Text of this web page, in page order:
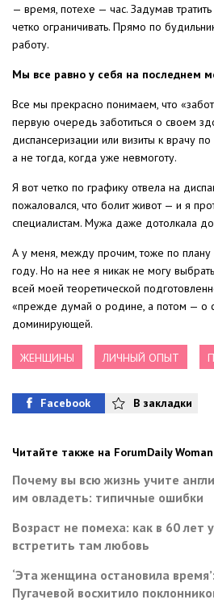
— время, потехе — час. Задумав
четко ограничивать. Прямо по
работу.
Мы все равно у себя на последнем
Все мы прекрасно понимаем, что
первую очередь заботиться о своем
диспансеризации или визиты к врачу
а не тогда, когда уже невмоготу.
Я вот четко по графику отвела на
пожаловался, что болит живот — и я
специалистам. Мужа даже дотолкала до
А у меня, между прочим, тоже по плану
году. Но на нее я никак не могу
всей моей теоретической
«прежде думай о родине, а потом — о
доминирующей.
ЖЕНЩИНЫ ЛИЧНЫЙ ОПЫТ
Facebook В закладки
Читайте также на ForumDaily
Почему вы всю жизнь учите
им овладеть: типичные ошибки
Возраст не помеха: как в 60 лет
встретить там любовь
‘Эта женщина остановила
Пугачевой восхитило